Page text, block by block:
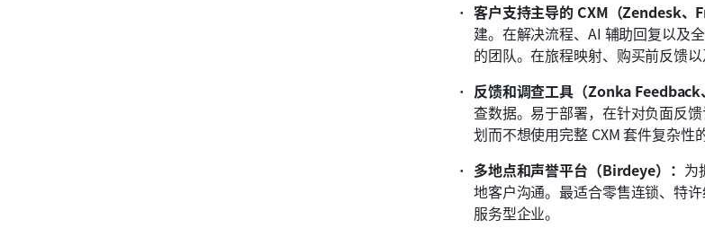
客户支持主导的 CXM（Zendesk、
建。在解决流程、AI 辅助回复以及
的团队。在旅程映射、购买前反馈
反馈和调查工具（Zonka Feedback
查数据。易于部署，在针对负面反
划而不想使用完整 CXM 套件复杂性
多地点和声誉平台（Birdeye）： 为
地客户沟通。最适合零售连锁、特
服务型企业。